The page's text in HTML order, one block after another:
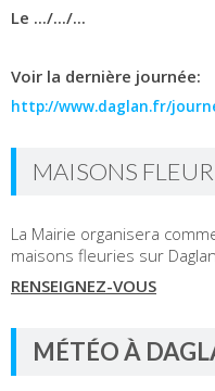
Le .../.../...
Voir la dernière journée:
http://www.daglan.fr/
MAISONS
La Mairie organisera
maisons fleuries sur
RENSEIGNEZ-VOUS
MÉTÉO À